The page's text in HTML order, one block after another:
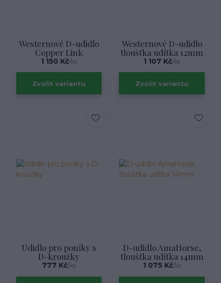
Westernové D-udidlo
Copper Link
1 150 Kč/ks
Zvolit variantu
Westernové D-udidlo
tloušťka udítka 12mm
1 107 Kč/ks
Zvolit variantu
Udidlo pro poníky s
D-kroužky
777 Kč/ks
D-udidlo AmaHorse,
tloušťka udítka 14mm
1 075 Kč/ks